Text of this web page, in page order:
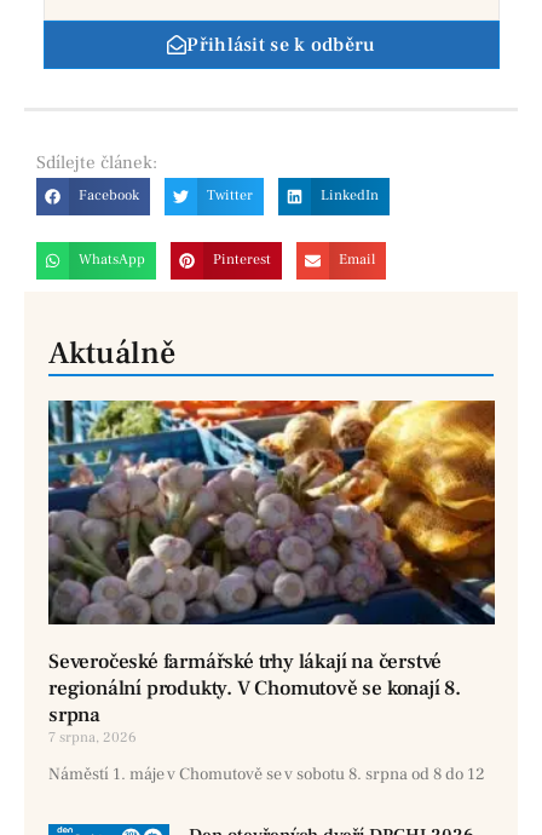
Přihlásit se k odběru
Sdílejte článek:
Facebook Twitter LinkedIn
WhatsApp Pinterest Email
Aktuálně
Severočeské farmářské trhy lákají na čerstvé
regionální produkty. V Chomutově se konají 8.
srpna
7 srpna, 2026
Náměstí 1. máje v Chomutově se v sobotu 8. srpna od 8 do 12